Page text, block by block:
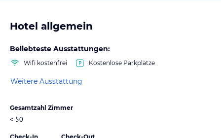
Hotel allgemein
Beliebteste Ausstattungen:
Wifi kostenfrei Kostenlose Parkplätze
Weitere Ausstattung
Gesamtzahl Zimmer
< 50